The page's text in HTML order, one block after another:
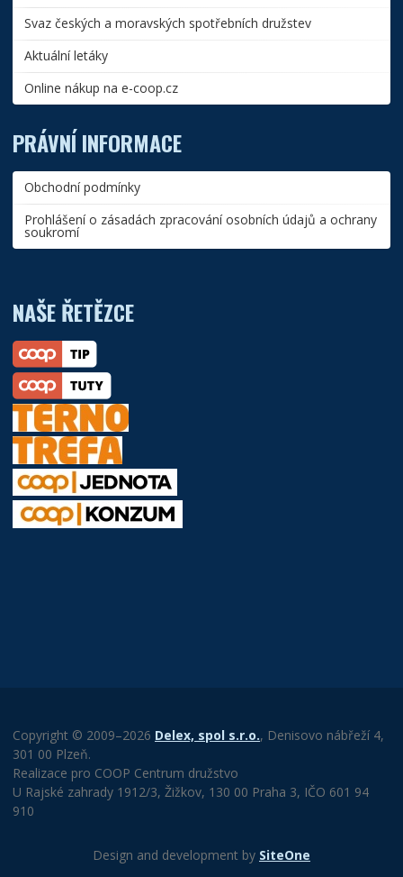
Svaz českých a moravských spotřebních družstev
Aktuální letáky
Online nákup na e-coop.cz
PRÁVNÍ INFORMACE
Obchodní podmínky
Prohlášení o zásadách zpracování osobních údajů a ochrany
soukromí
NAŠE ŘETĚZCE
Copyright © 2009–2026 Delex, spol s.r.o., Denisovo nábřeží 4,
301 00 Plzeň.
Realizace pro COOP Centrum družstvo
U Rajské zahrady 1912/3, Žižkov, 130 00 Praha 3, IČO 601 94
910
Design and development by SiteOne